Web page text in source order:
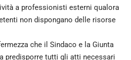
a professionisti esterni qualora
non dispongano delle risorse
che il Sindaco e la Giunta
predisporre tutti gli atti necessari